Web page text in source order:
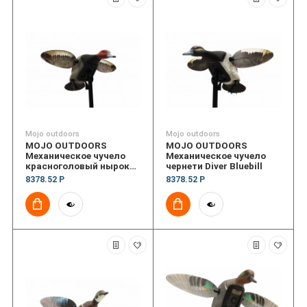
Mojo outdoors
MOJO OUTDOORS
Механическое чучело
красноголовый нырок
Diver Redhead
8378.52 Р
Mojo outdoors
MOJO OUTDOORS
Механическое чучело
чернети Diver Bluebill
8378.52 Р